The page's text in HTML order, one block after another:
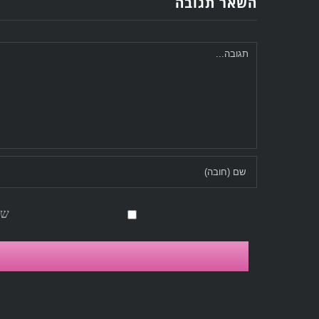
Comment